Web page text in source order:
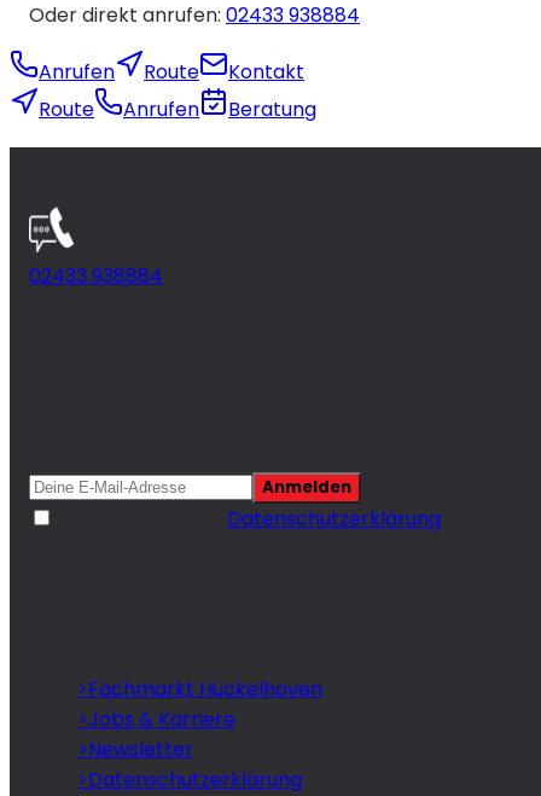
Oder direkt anrufen: 02433 938884
Anrufen Route
Kontakt
Route
Anrufen Beratung
02433 938884
Anmelden
Datenschutzerklärung
>Fachmarkt Hückelhoven
>Jobs & Karriere
>Newsletter
>Datenschutzerklärung